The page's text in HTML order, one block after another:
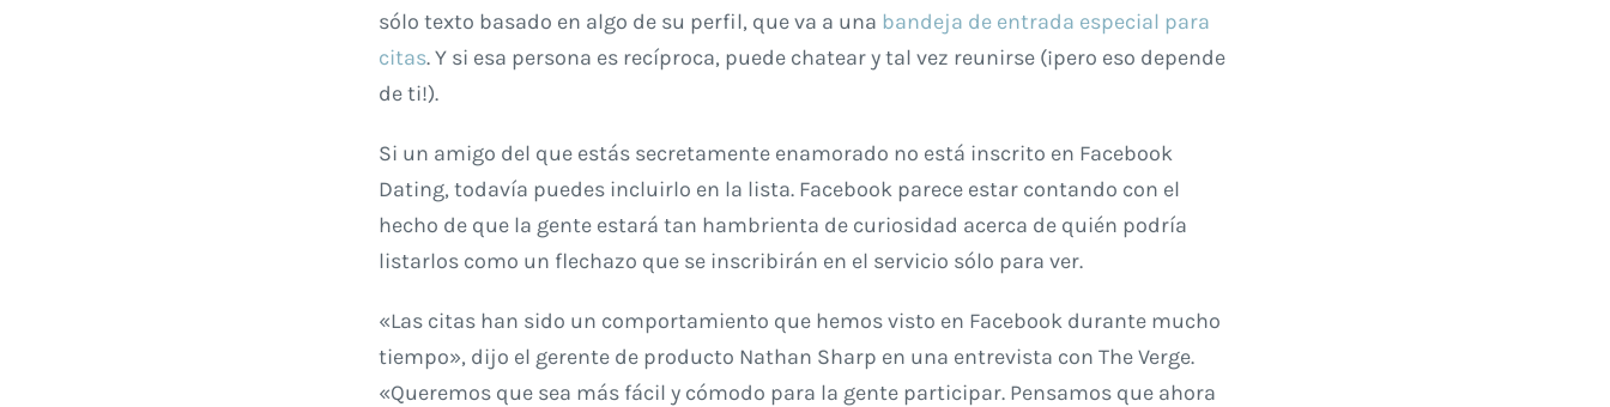
sólo texto basado en algo de su perfil, que va a una bandeja de entrada especial para
citas. Y si esa persona es recíproca, puede chatear y tal vez reunirse (¡pero eso depende
de ti!).
Si un amigo del que estás secretamente enamorado no está inscrito en Facebook
Dating, todavía puedes incluirlo en la lista. Facebook parece estar contando con el
hecho de que la gente estará tan hambrienta de curiosidad acerca de quién podría
listarlos como un flechazo que se inscribirán en el servicio sólo para ver.
«Las citas han sido un comportamiento que hemos visto en Facebook durante mucho
tiempo», dijo el gerente de producto Nathan Sharp en una entrevista con The Verge.
«Queremos que sea más fácil y cómodo para la gente participar. Pensamos que ahora